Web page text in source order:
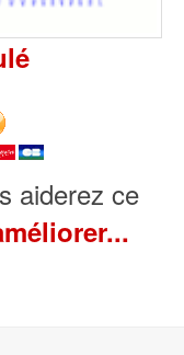
aiderez ce